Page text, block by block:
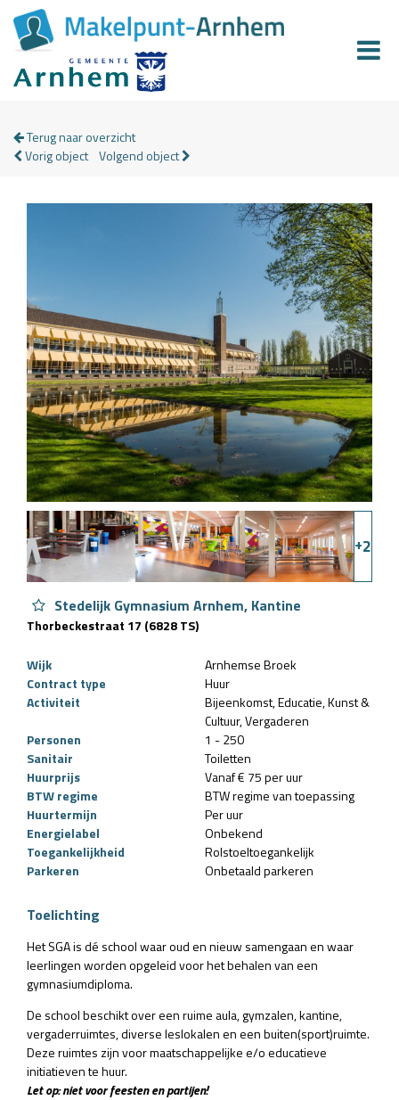
Terug naar overzicht
Vorig object Volgend object
+2
Stedelijk Gymnasium Arnhem, Kantine
Thorbeckestraat 17 (6828 TS)
Wijk
Arnhemse Broek
Contract type
Huur
Activiteit
Bijeenkomst Educatie Kunst &
Cultuur Vergaderen
Personen
1 - 250
Sanitair
Toiletten
Huurprijs
Vanaf € 75 per uur
BTW regime
BTW regime van toepassing
Huurtermijn
Per uur
Energielabel
Onbekend
Toegankelijkheid
Rolstoeltoegankelijk
Parkeren
Onbetaald parkeren
Toelichting
Het SGA is dé school waar oud en nieuw samengaan en waar
leerlingen worden opgeleid voor het behalen van een
gymnasiumdiploma.
De school beschikt over een ruime aula, gymzalen, kantine,
vergaderruimtes, diverse leslokalen en een buiten(sport)ruimte.
Deze ruimtes zijn voor maatschappelijke e/o educatieve
initiatieven te huur.
Let op: niet voor feesten en partijen!